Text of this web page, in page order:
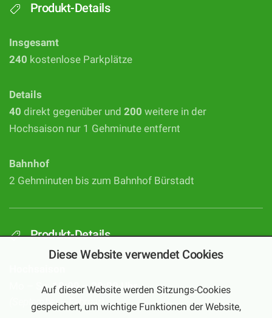
Produkt-Details
Insgesamt
240 kostenlose Parkplätze
Details
40 direkt gegenüber und 200 weitere in der
Hochsaison nur 1 Gehminute entfernt
Bahnhof
2 Gehminuten bis zum Bahnhof Bürstadt
Produkt-Details
Mo – Sa:10:00 – 20:00 Uhr
(September – Februar)
Diese Website verwendet Cookies
Auf dieser Website werden Sitzungs-Cookies
gespeichert, um wichtige Funktionen der Website,